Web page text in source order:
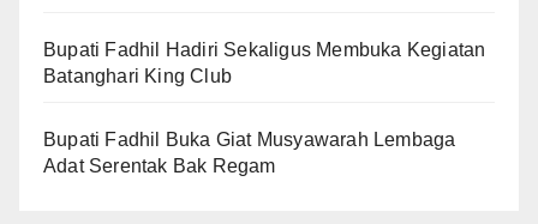
Bupati Fadhil Hadiri Sekaligus Membuka Kegiatan
Batanghari King Club
Bupati Fadhil Buka Giat Musyawarah Lembaga
Adat Serentak Bak Regam